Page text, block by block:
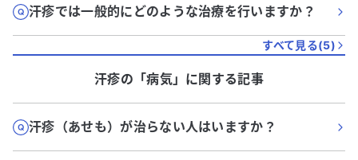
汗疹では一般的にどのような治療を行いますか？
すべて見る(5)
汗疹の「病気」に関する記事
汗疹（あせも）が治らない人はいますか？